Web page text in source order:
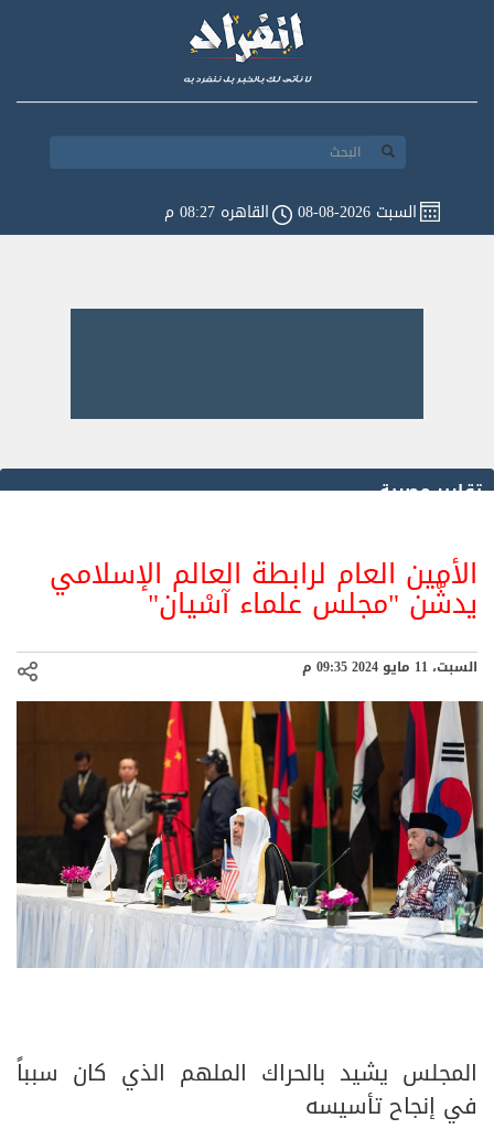
السبت 2026-08-08 القاهره 08:27 م
تقارير مصرية
الأمين العام لرابطة العالم الإسلامي
يدشّن "مجلس علماء آسْيان"
السبت، 11 مايو 2024 09:35 م
المجلس يشيد بالحراك الملهم الذي كان سبباً
في إنجاح تأسيسه